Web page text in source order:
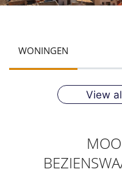
WONINGEN
View